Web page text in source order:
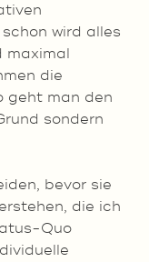
wird alles
maximal
die
geht man den
sondern
bevor sie
die ich
Quo